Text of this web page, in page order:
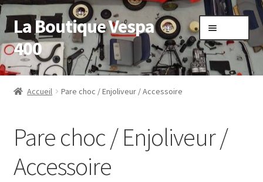
Aller
à
la
navigation
Aller
au
contenu
La Boutique Vespa
400
Accueil
Mon compte
Panier
Accueil Pare choc / Enjoliveur / Accessoire
Pare choc / Enjoliveur /
Accessoire